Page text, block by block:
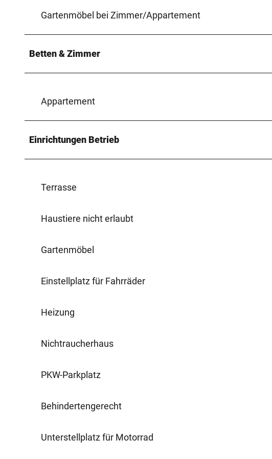
Gartenmöbel bei Zimmer/Appartement
Betten & Zimmer
Appartement
Einrichtungen Betrieb
Terrasse
Haustiere nicht erlaubt
Gartenmöbel
Einstellplatz für Fahrräder
Heizung
Nichtraucherhaus
PKW-Parkplatz
Behindertengerecht
Unterstellplatz für Motorrad